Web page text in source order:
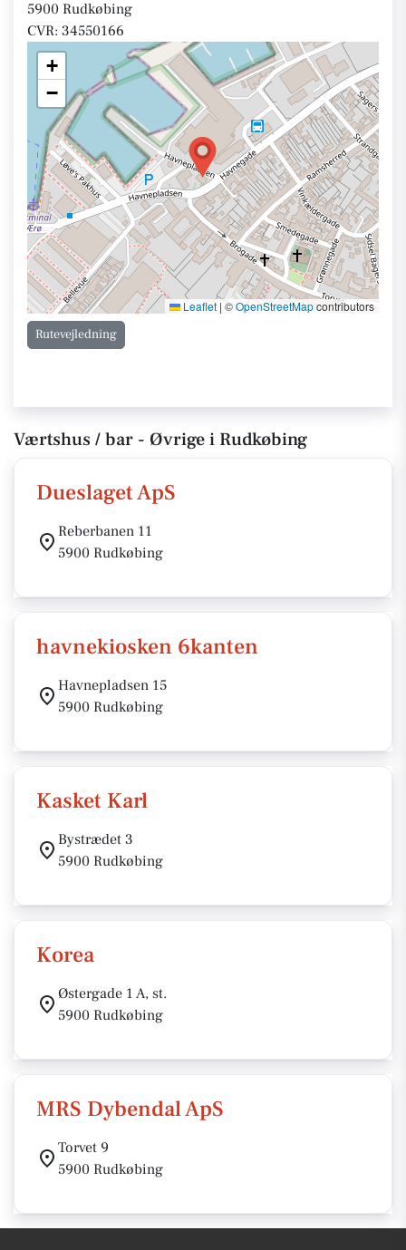
5900 Rudkøbing
CVR: 34550166
+
−
Leaflet | ©OpenStreetMapcontributors
Rutevejledning
Værtshus / bar - Øvrige i Rudkøbing
Dueslaget ApS
Reberbanen 11
5900 Rudkøbing
havnekiosken 6kanten
Havnepladsen 15
5900 Rudkøbing
Kasket Karl
Bystrædet 3
5900 Rudkøbing
Korea
Østergade 1 A, st.
5900 Rudkøbing
MRS Dybendal ApS
Torvet 9
5900 Rudkøbing